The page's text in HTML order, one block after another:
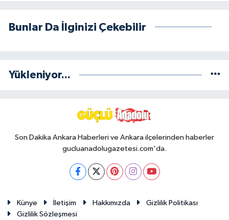
Bunlar Da İlginizi Çekebilir
Yükleniyor...
Son Dakika Ankara Haberleri ve Ankara ilçelerinden haberler
gucluanadolugazetesi.com'da.
Künye İletişim Hakkımızda
Gizlilik Politikası
Gizlilik Sözleşmesi